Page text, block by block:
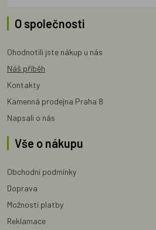
O společnosti
Ohodnotili jste nákup u nás
Náš příběh
Kontakty
Kamenná prodejna Praha 8
Napsali o nás
Vše o nákupu
Obchodní podmínky
Doprava
Možnosti platby
Reklamace